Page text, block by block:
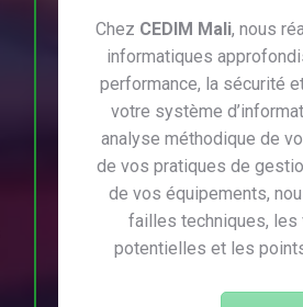
Chez CEDIM Mali, nous
informatiques
performance, la sécurité
votre système
analyse méthodique de
de vos pratiques de
de vos équipements,
failles techniques, les
potentielles et les